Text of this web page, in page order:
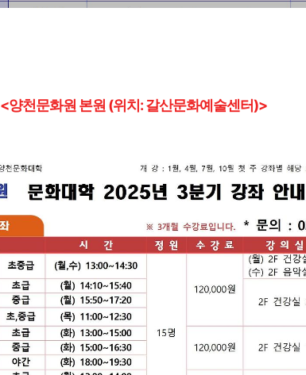
<양천문화원 본원 (위치: 갈산문화예술센터)>